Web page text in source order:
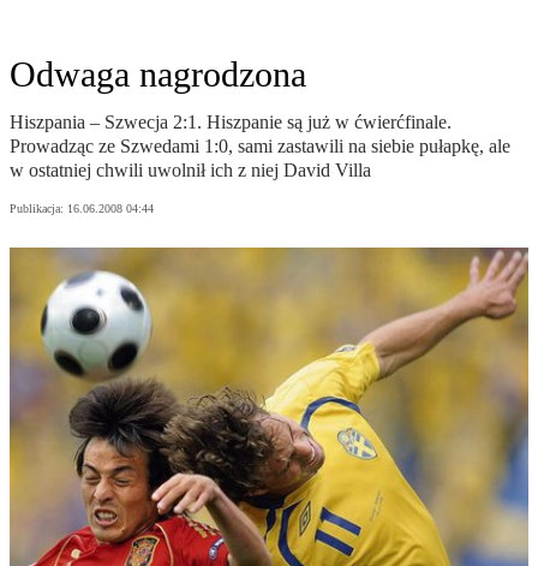
Odwaga nagrodzona
Hiszpania – Szwecja 2:1. Hiszpanie są już w ćwierćfinale.
Prowadząc ze Szwedami 1:0, sami zastawili na siebie pułapkę, ale
w ostatniej chwili uwolnił ich z niej David Villa
Publikacja: 16.06.2008 04:44